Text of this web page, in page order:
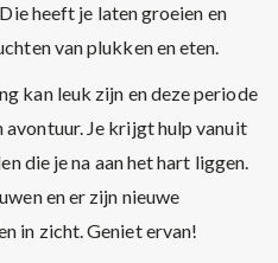
heeft je laten groeien en
van plukken en eten.
kan leuk zijn en deze periode
avontuur. Je krijgt hulp vanuit
die je na aan het hart liggen.
en er zijn nieuwe
in zicht. Geniet ervan!